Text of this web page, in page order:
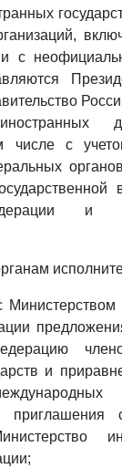
с
числе с
и
и
приглашения